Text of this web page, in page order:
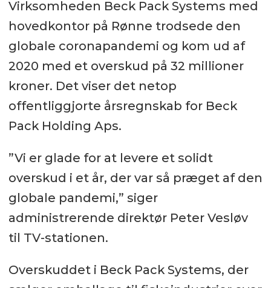
Virksomheden Beck Pack Systems med
hovedkontor på Rønne trodsede den
globale coronapandemi og kom ud af
2020 med et overskud på 32 millioner
kroner. Det viser det netop
offentliggjorte årsregnskab for Beck
Pack Holding Aps.
”Vi er glade for at levere et solidt
overskud i et år, der var så præget af den
globale pandemi,” siger
administrerende direktør Peter Vesløv
til TV-stationen.
Overskuddet i Beck Pack Systems, der